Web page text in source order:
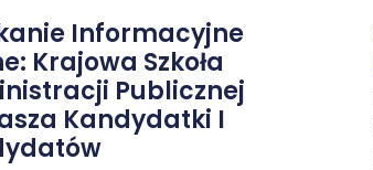
Informacyjne
Krajowa Szkoła
Publicznej
Kandydatki I